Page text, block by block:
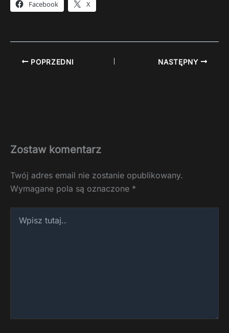
Facebook X
POPRZEDNI NASTĘPNY
Zostaw komentarz
Twój adres email nie zostanie opublikowany.
Wymagane pola są oznaczone *
tutaj..